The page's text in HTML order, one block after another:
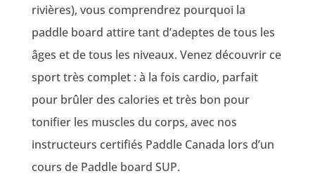
rivières), vous comprendrez pourquoi la
paddle board attire tant d’adeptes de tous les
âges et de tous les niveaux. Venez découvrir ce
sport très complet : à la fois cardio, parfait
pour brûler des calories et très bon pour
tonifier les muscles du corps, avec nos
instructeurs certifiés Paddle Canada lors d’un
cours de Paddle board SUP.